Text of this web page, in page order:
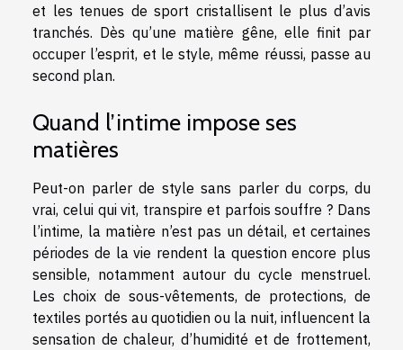
et les tenues de sport cristallisent le plus d’avis
tranchés. Dès qu’une matière gêne, elle finit par
occuper l’esprit, et le style, même réussi, passe au
second plan.
Quand l’intime impose ses
matières
Peut-on parler de style sans parler du corps, du
vrai, celui qui vit, transpire et parfois souffre ? Dans
l’intime, la matière n’est pas un détail, et certaines
périodes de la vie rendent la question encore plus
sensible, notamment autour du cycle menstruel.
Les choix de sous-vêtements, de protections, de
textiles portés au quotidien ou la nuit, influencent la
sensation de chaleur, d’humidité et de frottement,